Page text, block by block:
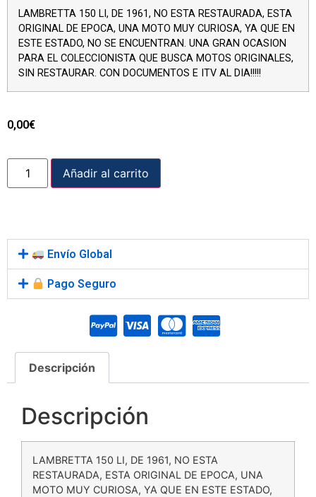
LAMBRETTA 150 LI, DE 1961, NO ESTA RESTAURADA, ESTA
ORIGINAL DE EPOCA, UNA MOTO MUY CURIOSA, YA QUE EN
ESTE ESTADO, NO SE ENCUENTRAN. UNA GRAN OCASION
PARA EL COLECCIONISTA QUE BUSCA MOTOS ORIGINALES,
SIN RESTAURAR. CON DOCUMENTOS E ITV AL DIA!!!!!
0,00€
Añadir al carrito
Envío Global
Pago Seguro
Descripción
Descripción
LAMBRETTA 150 LI, DE 1961, NO ESTA
RESTAURADA, ESTA ORIGINAL DE EPOCA, UNA
MOTO MUY CURIOSA, YA QUE EN ESTE ESTADO,